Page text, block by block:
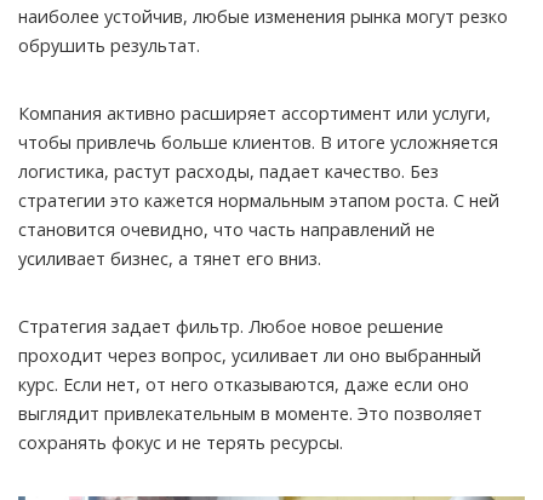
наиболее устойчив, любые изменения рынка могут резко
обрушить результат.
Компания активно расширяет ассортимент или услуги,
чтобы привлечь больше клиентов. В итоге усложняется
логистика, растут расходы, падает качество. Без
стратегии это кажется нормальным этапом роста. С ней
становится очевидно, что часть направлений не
усиливает бизнес, а тянет его вниз.
Стратегия задает фильтр. Любое новое решение
проходит через вопрос, усиливает ли оно выбранный
курс. Если нет, от него отказываются, даже если оно
выглядит привлекательным в моменте. Это позволяет
сохранять фокус и не терять ресурсы.